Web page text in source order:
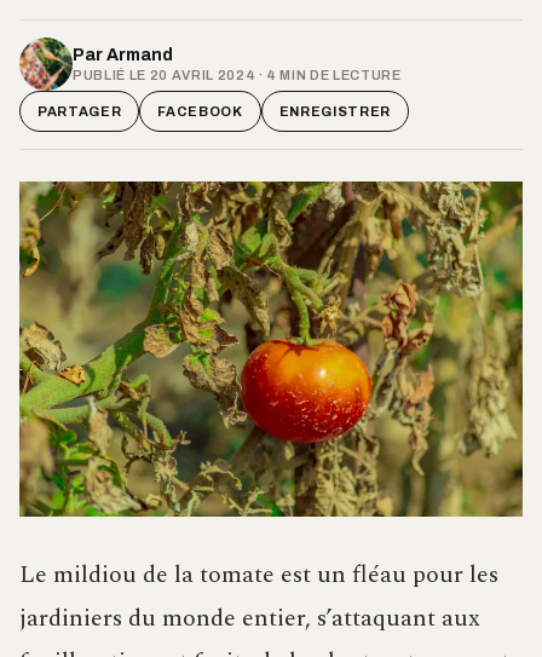
Par Armand
PUBLIÉ LE 20 AVRIL 2024 · 4 MIN DE LECTURE
PARTAGER FACEBOOK ENREGISTRER
Le mildiou de la tomate est un fléau pour les
jardiniers du monde entier, s’attaquant aux